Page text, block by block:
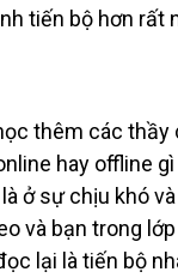
tiến bộ hơn rất
thêm các thầy
hay offline
ở sự chịu khó
và bạn trong
lại là tiến bộ